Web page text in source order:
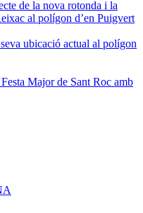
de la nova rotonda i la
al polígon d’en Puigvert
ubicació actual al polígon
Major de Sant Roc amb